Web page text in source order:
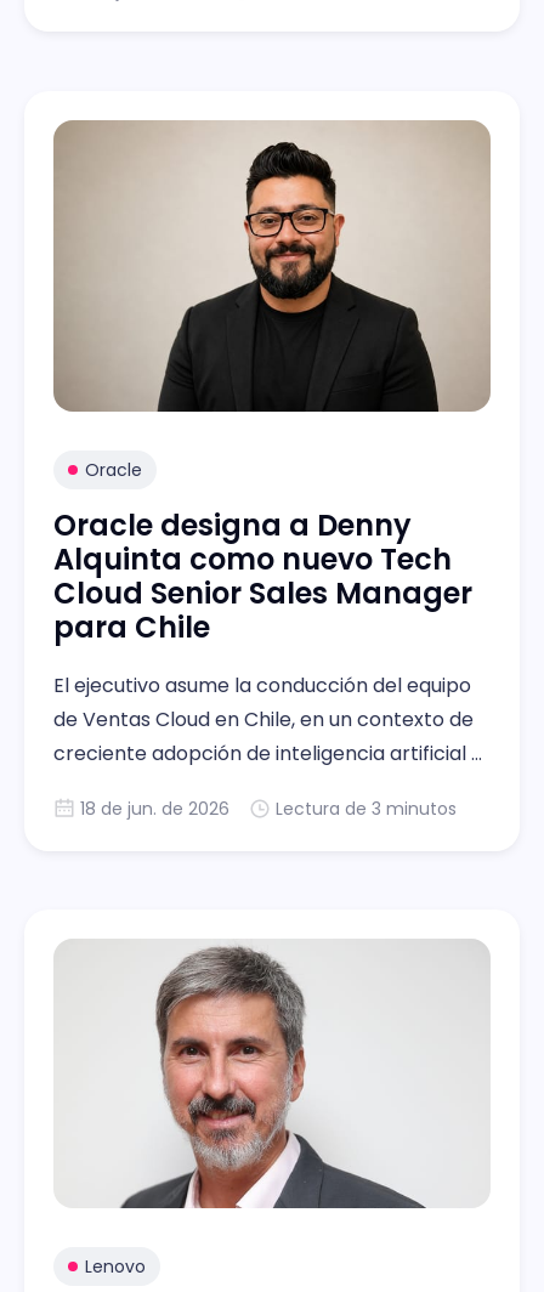
Oracle
Oracle designa a Denny
Alquinta como nuevo Tech
Cloud Senior Sales Manager
para Chile
El ejecutivo asume la conducción del equipo
de Ventas Cloud en Chile, en un contexto de
creciente adopción de inteligencia artificial y
18 de jun. de 2026 Lectura de 3 minutos
Lenovo